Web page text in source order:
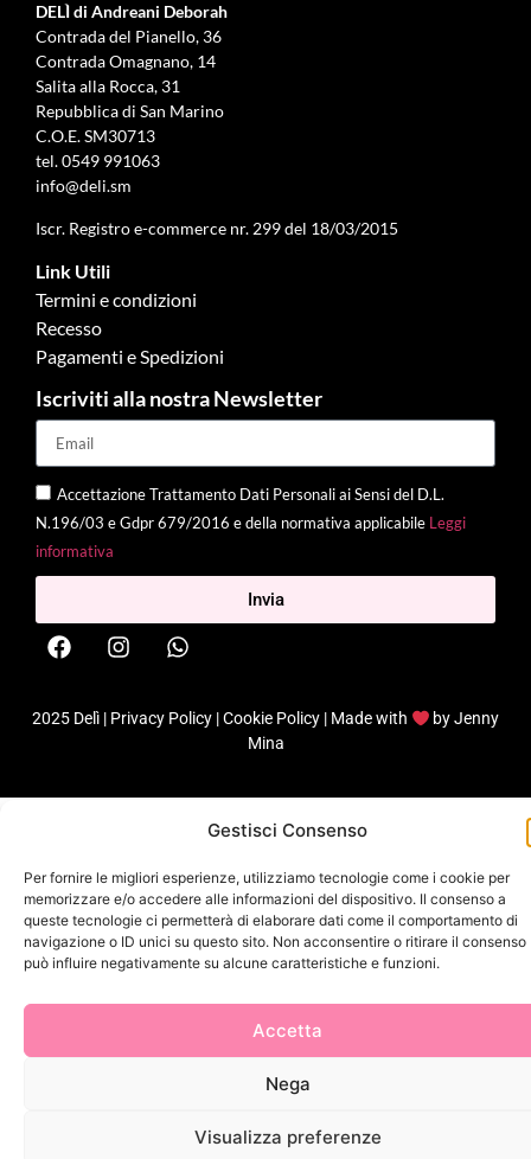
Gestisci Consenso
Per fornire le migliori esperienze, utilizziamo tecnologie come i cookie per
memorizzare e/o accedere alle informazioni del dispositivo. Il consenso a
queste tecnologie ci permetterà di elaborare dati come il comportamento di
navigazione o ID unici su questo sito. Non acconsentire o ritirare il consenso
può influire negativamente su alcune caratteristiche e funzioni.
Accetta
Nega
Visualizza preferenze
DELÌ di Andreani Deborah
Contrada del Pianello, 36
Contrada Omagnano, 14
Salita alla Rocca, 31
Repubblica di San Marino
C.O.E. SM30713
tel.0549 991063
info@deli.sm
Iscr. Registro e-commerce nr. 299 del 18/03/2015
Link Utili
Termini e condizioni
Recesso
Pagamenti e Spedizioni
Iscriviti alla nostra Newsletter
Accettazione Trattamento Dati Personali ai Sensi del D.L.
N.196/03 e Gdpr 679/2016 e della normativa applicabile Leggi
informativa
Invia
2025 Delì | Privacy Policy|Cookie Policy| Made with byJenny
Mina